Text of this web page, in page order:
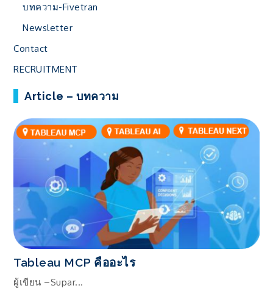
บทความ-Fivetran
Newsletter
Contact
RECRUITMENT
Article – บทความ
Tableau MCP คืออะไร
ผู้เขียน –Supar...